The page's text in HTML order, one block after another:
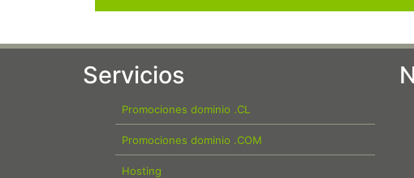
Servicios
Promociones dominio .CL
Promociones dominio .COM
Hosting